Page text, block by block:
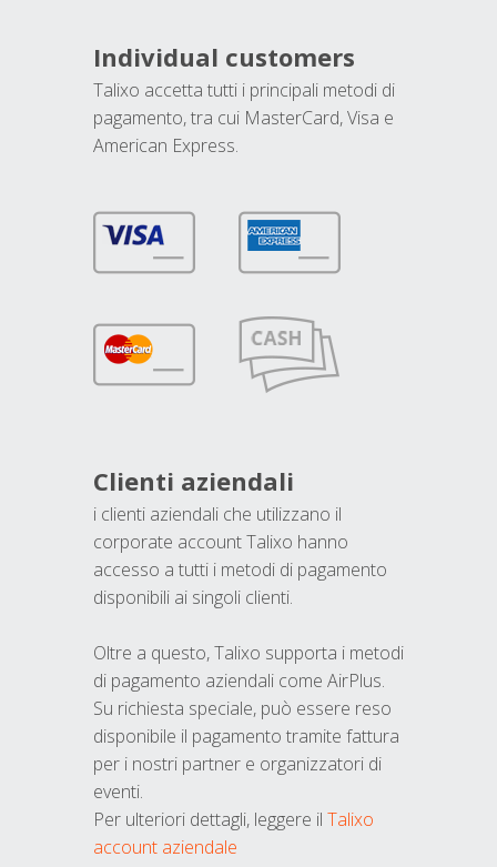
Individual customers
Talixo accetta tutti i principali metodi di
pagamento, tra cui MasterCard, Visa e
American Express.
Clienti aziendali
i clienti aziendali che utilizzano il
corporate account Talixo hanno
accesso a tutti i metodi di pagamento
disponibili ai singoli clienti.
Oltre a questo, Talixo supporta i metodi
di pagamento aziendali come AirPlus.
Su richiesta speciale, può essere reso
disponibile il pagamento tramite fattura
per i nostri partner e organizzatori di
eventi.
Per ulteriori dettagli, leggere il Talixo
account aziendale